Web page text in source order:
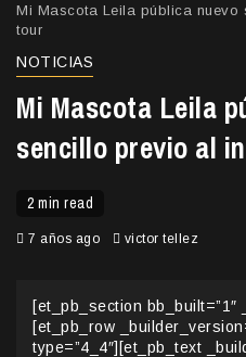
Mi Mascota Leila pública
tour
NOTICIAS
Mi Mascota Leila
sencillo previo al
2 min read
7 años ago victor tellez
[et_pb_section bb_built=”1″
[et_pb_row
type=”4_4″][et_pb_text